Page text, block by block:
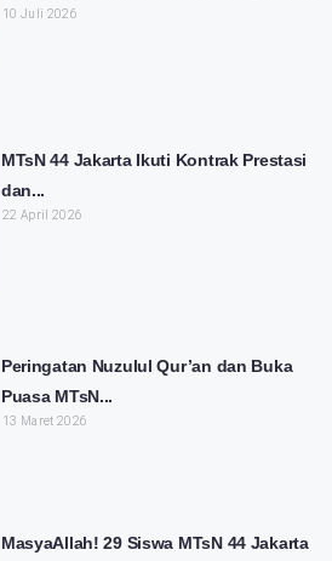
10 Juli 2026
MTsN 44 Jakarta Ikuti Kontrak Prestasi
dan...
22 April 2026
Peringatan Nuzulul Qur’an dan Buka
Puasa MTsN...
13 Maret 2026
MasyaAllah! 29 Siswa MTsN 44 Jakarta